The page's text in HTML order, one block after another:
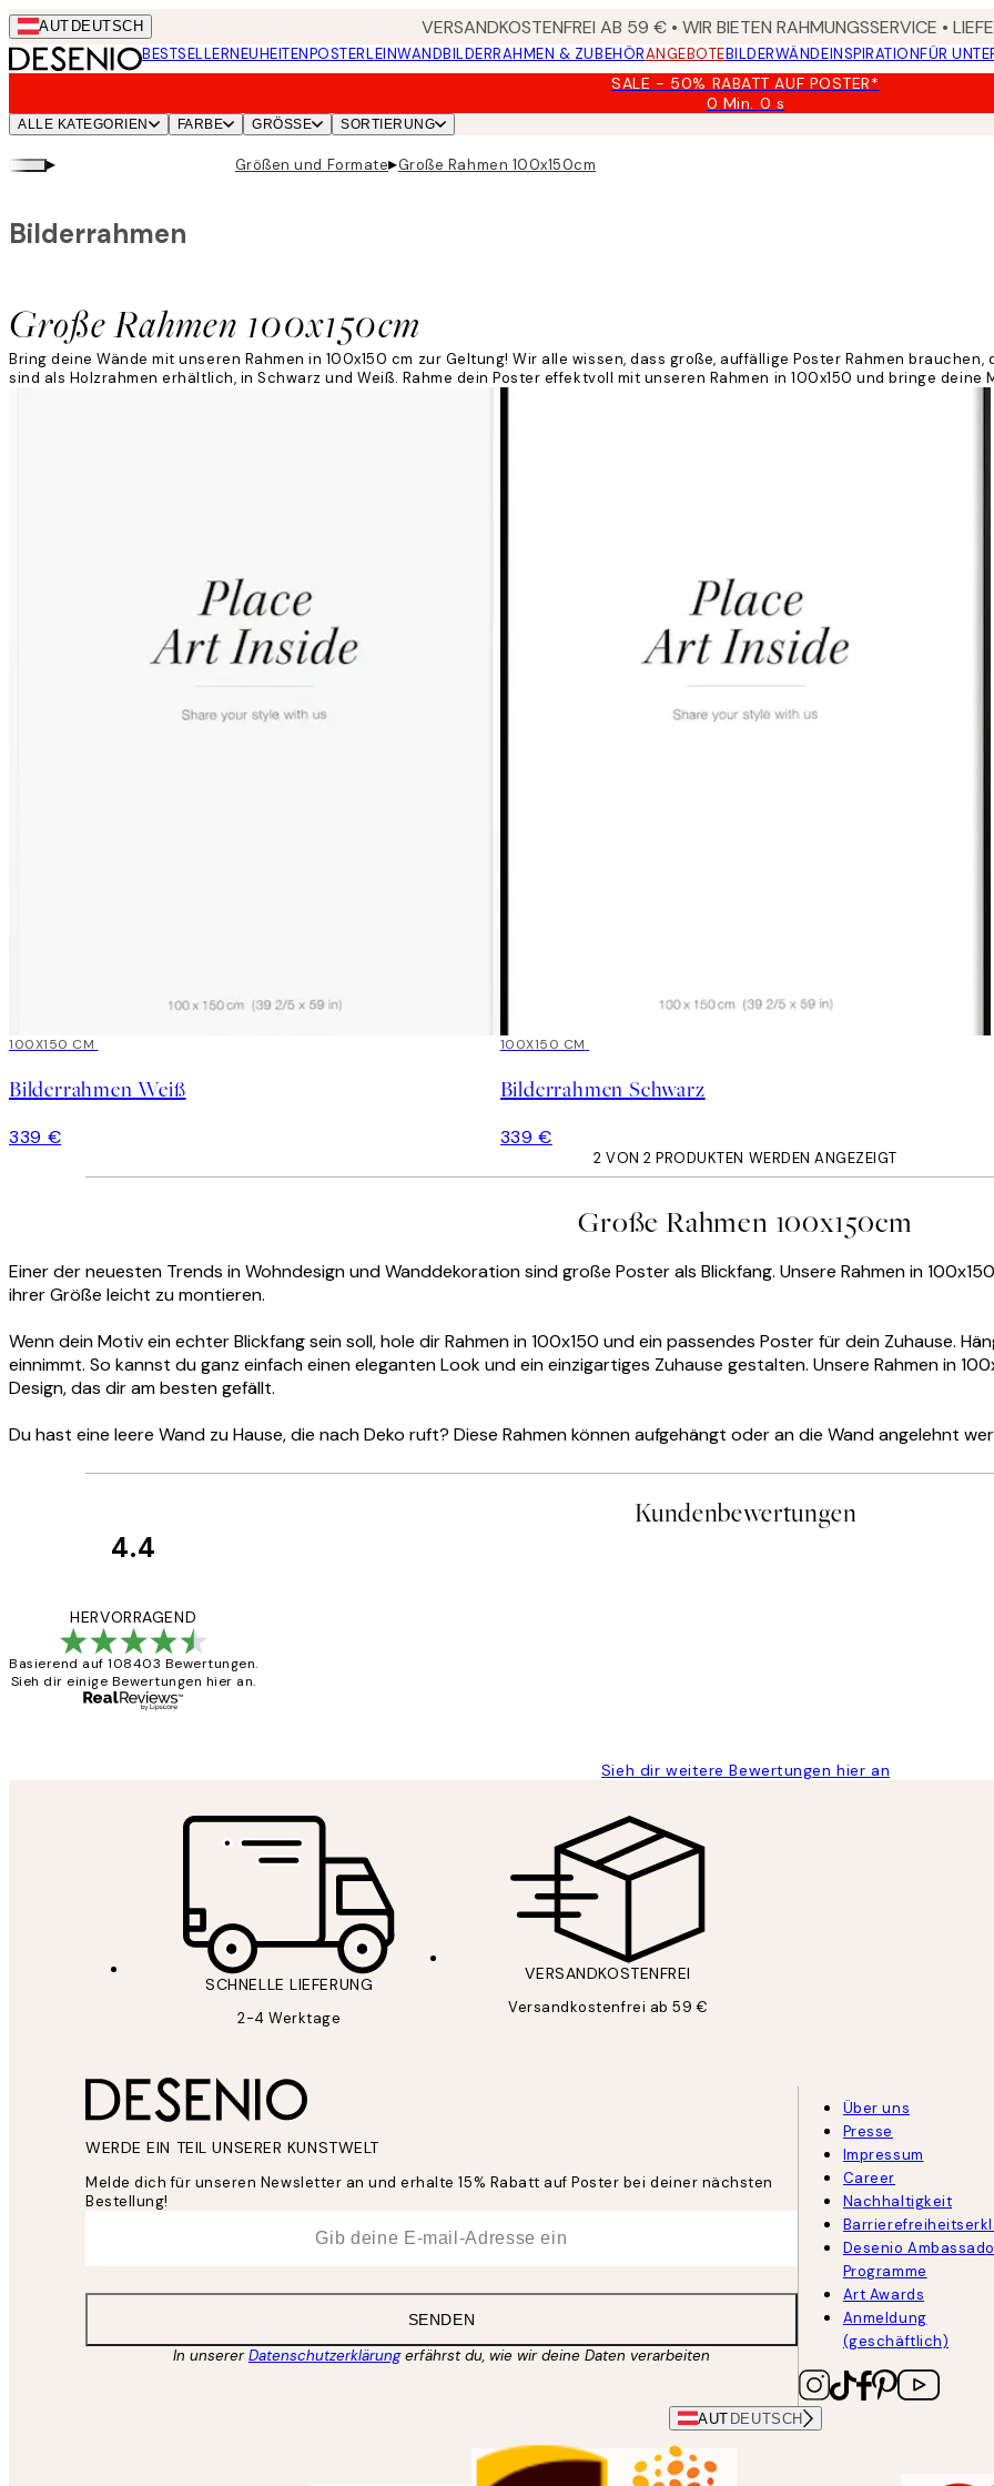
Skip
to
main
AUT DEUTSCH VERSANDKOSTENFREI AB 59 € • WIR BIETEN RAHMUNGSSERVICE •
BESTSELLERNEUHEITENPOSTERLEINWANDBILDERRAHMEN & ZUBEHÖRANGEBOTEBILDERWÄNDEINSPIRATIONFÜR
SALE - 50% RABATT AUF POSTER*
0 Min. 0 s
Gültig
ALLE KATEGORIEN FARBE GRÖSSE SORTIERUNG
▸ Größen und Formate▸Große Rahmen 100x150cm
Große Rahmen 100x150cm
Bilderrahmen
Bring deine Wände mit unseren Rahmen in 100x150 cm zur Geltung! Wir alle wissen, dass große, auffällige Poster Rahmen
sind als Holzrahmen erhältlich, in Schwarz und Weiß. Rahme dein Poster effektvoll mit unseren Rahmen in 100x150 und bringe deine
100X150 CM
Bilderrahmen Weiß
339 €
100X150 CM
Bilderrahmen Schwarz
339 €
2 VON 2 PRODUKTEN WERDEN ANGEZEIGT
Große Rahmen 100x150cm
Einer der neuesten Trends in Wohndesign und Wanddekoration sind große Poster als Blickfang. Unsere Rahmen in
ihrer Größe leicht zu montieren.
Wenn dein Motiv ein echter Blickfang sein soll, hole dir Rahmen in 100x150 und ein passendes Poster für dein Zuhause.
einnimmt. So kannst du ganz einfach einen eleganten Look und ein einzigartiges Zuhause gestalten. Unsere Rahmen in
Design, das dir am besten gefällt.
Du hast eine leere Wand zu Hause, die nach Deko ruft? Diese Rahmen können aufgehängt oder an die Wand angelehnt
Kundenbewertungen
4.4
HERVORRAGEND
Basierend auf 108403 Bewertungen.
Sieh dir einige Bewertungen hier an.
Sieh dir weitere Bewertungen hier an
SCHNELLE LIEFERUNG
2-4 Werktage
VERSANDKOSTENFREI
Versandkostenfrei ab 59 €
WERDE EIN TEIL UNSERER KUNSTWELT
Melde dich für unseren Newsletter an und erhalte 15% Rabatt auf Poster bei deiner nächsten
Bestellung!
SENDEN
In unsererDatenschutzerklärungerfährst du, wie wir deine Daten verarbeiten
Über uns
Presse
Impressum
Career
Nachhaltigkeit
Desenio
Programme
Art Awards
Anmeldung
(geschäftlich)
AUT DEUTSCH